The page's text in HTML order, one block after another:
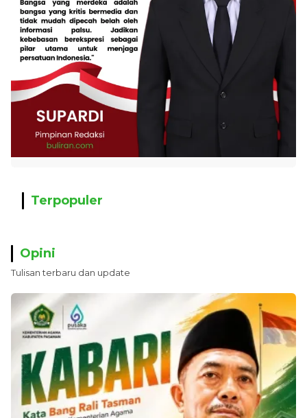
Terpopuler
Opini
Tulisan terbaru dan update